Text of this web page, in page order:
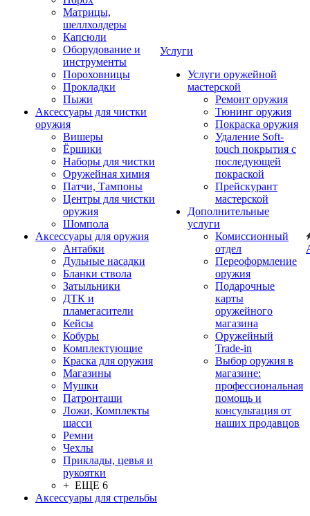
Матрицы,
шеллхолдеры
Капсюли
Оборудование и
инструменты
Пороховницы
Прокладки
Пыжи
Аксессуары для чистки
оружия
Вишеры
Ёршики
Наборы для чистки
Оружейная химия
Патчи, Тампоны
Центры для чистки
оружия
Шомпола
Аксессуары для оружия
Антабки
Дульные насадки
Бланки ствола
Затыльники
ДТК и
пламегасители
Кейсы
Кобуры
Комплектующие
Краска для оружия
Магазины
Мушки
Патронташи
Ложи, Комплекты
шасси
Ремни
Чехлы
Приклады, цевья и
рукоятки
+ ЕЩЕ 6
Аксессуары для стрельбы
Услуги
Услуги оружейной
мастерской
Ремонт оружия
Тюнинг оружия
Покраска оружия
Удаление Soft-
touch покрытия с
последующей
покраской
Прейскурант
мастерской
Дополнительные
услуги
Комиссионный
отдел
Переоформление
оружия
Подарочные
карты
оружейного
магазина
Оружейный
Trade-in
Выбор оружия в
магазине:
профессиональная
помощь и
консультация от
наших продавцов